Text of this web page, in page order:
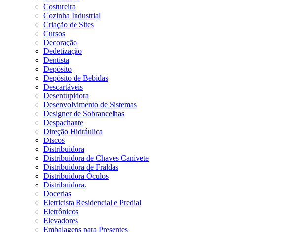
Costureira
Cozinha Industrial
Criação de Sites
Cursos
Decoração
Dedetização
Dentista
Depósito
Depósito de Bebidas
Descartáveis
Desentupidora
Desenvolvimento de Sistemas
Designer de Sobrancelhas
Despachante
Direção Hidráulica
Discos
Distribuidora
Distribuidora de Chaves Canivete
Distribuidora de Fraldas
Distribuidora Óculos
Distribuidora.
Docerias
Eletricista Residencial e Predial
Eletrônicos
Elevadores
Embalagens para Presentes